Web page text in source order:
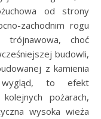
od strony
zachodnim rogu
choć
budowli,
z kamienia
to efekt
pożarach,
wysoka wieża